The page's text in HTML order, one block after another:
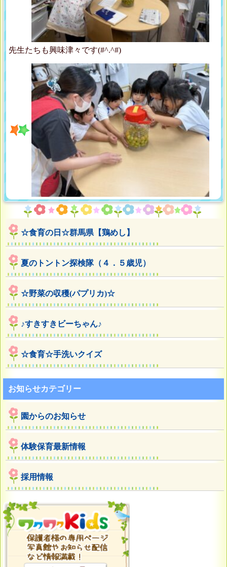
先生たちも興味津々です(#^.^#)
☆食育の日☆群馬県【鶏めし】
夏のトントン探検隊（４．５歳児）
☆野菜の収穫(パプリカ)☆
♪すきすきビーちゃん♪
☆食育☆手洗いクイズ
お知らせカテゴリー
園からのお知らせ
体験保育最新情報
採用情報